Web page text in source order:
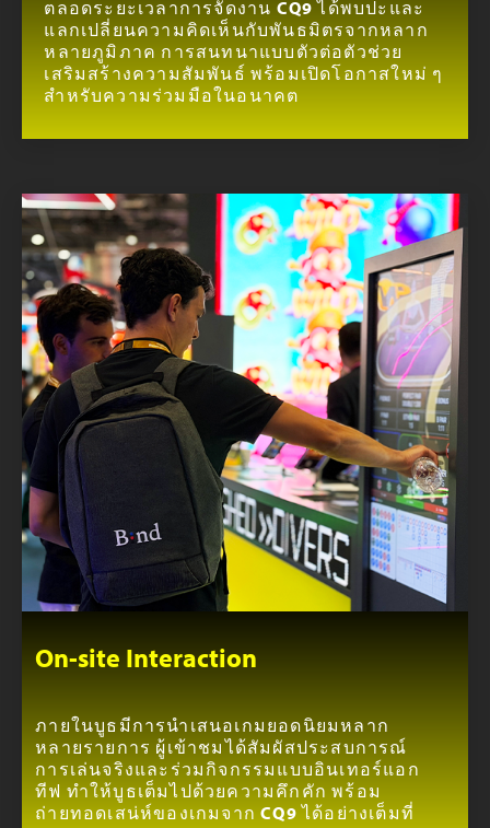
ตลอดระยะเวลาการจัดงาน CQ9 ได้พบปะและ
แลกเปลี่ยนความคิดเห็นกับพันธมิตรจากหลาก
หลายภูมิภาค การสนทนาแบบตัวต่อตัวช่วย
เสริมสร้างความสัมพันธ์ พร้อมเปิดโอกาสใหม่ ๆ
สำหรับความร่วมมือในอนาคต
On-site Interaction
ภายในบูธมีการนำเสนอเกมยอดนิยมหลาก
หลายรายการ ผู้เข้าชมได้สัมผัสประสบการณ์
การเล่นจริงและร่วมกิจกรรมแบบอินเทอร์แอก
ทีฟ ทำให้บูธเต็มไปด้วยความคึกคัก พร้อม
ถ่ายทอดเสน่ห์ของเกมจาก CQ9 ได้อย่างเต็มที่